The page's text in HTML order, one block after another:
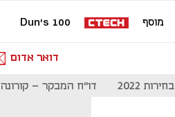
מוסף Dun's 100
דואר אדום
בחירות 2022 דו"ח המבקר - קורונה